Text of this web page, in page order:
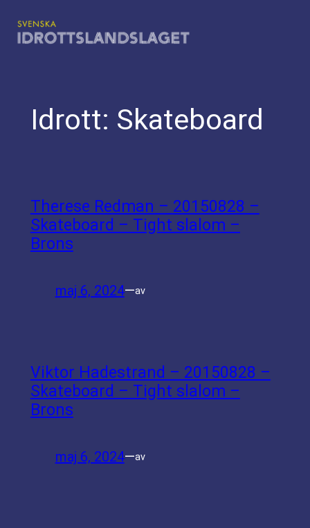
till
Idrott: Skateboard
Therese Redman – 20150828 –
Skateboard – Tight slalom –
Brons
maj 6, 2024—av
Viktor Hadestrand – 20150828 –
Skateboard – Tight slalom –
Brons
maj 6, 2024—av